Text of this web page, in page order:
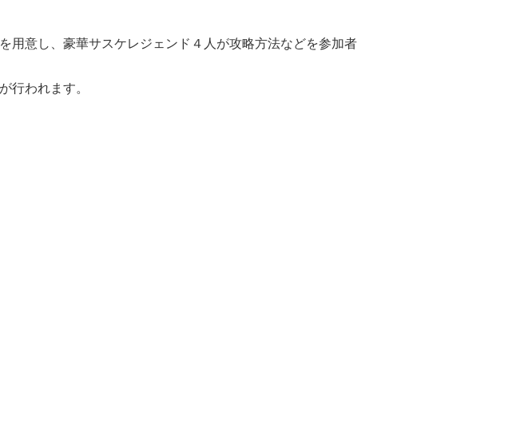
用意し、豪華サスケレジェンド４人が攻略方法などを参加者
行われます。